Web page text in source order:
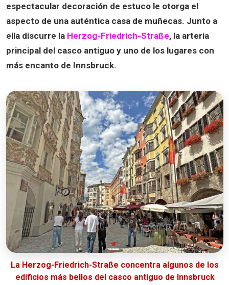
espectacular decoración de estuco le otorga el
aspecto de una auténtica casa de muñecas. Junto a
ella discurre la Herzog-Friedrich-Straße, la arteria
principal del casco antiguo y uno de los lugares con
más encanto de Innsbruck.
La Herzog-Friedrich-Straße concentra algunos de los
edificios más bellos del casco antiguo de Innsbruck